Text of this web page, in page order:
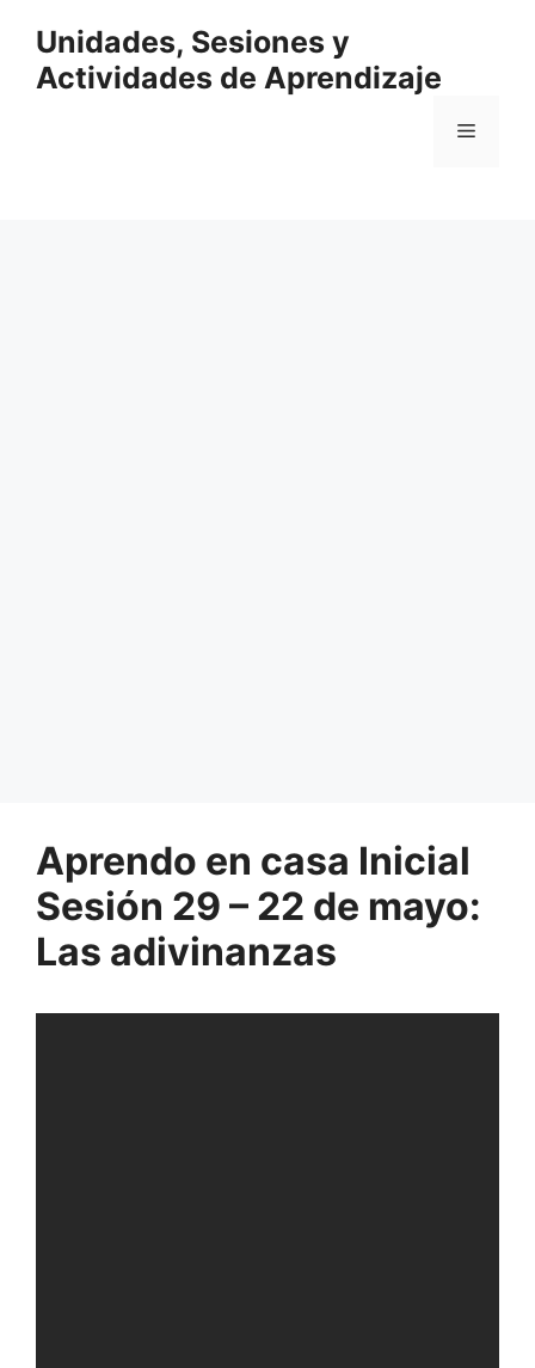
contenido
Unidades, Sesiones y
Actividades de Aprendizaje
Menú
Aprendo en casa Inicial
Sesión 29 – 22 de mayo:
Las adivinanzas